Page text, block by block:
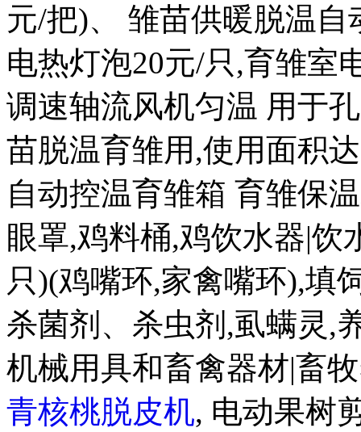
元/把)、 雏苗供暖脱温
电热灯泡20元/只,育雏室
调速轴流风机匀温 用于
苗脱温育雏用,使用面积
自动控温育雏箱 育雏保
眼罩,鸡料桶,鸡饮水器|饮
只)(鸡嘴环,家禽嘴环),填
杀菌剂、杀虫剂,虱螨灵,
机械用具和畜禽器材|畜
青核桃脱皮机, 电动果树